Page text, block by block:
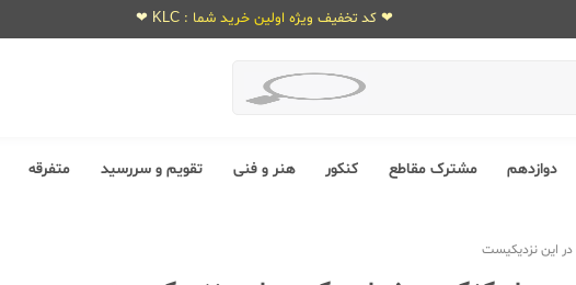
❤ کد تخفیف ویژه اولین خرید شما : KLC ❤
دوازدهم مشترک مقاطع کنکور هنر و فنی تقویم و سررسید متفرقه
در این نزدیکیست